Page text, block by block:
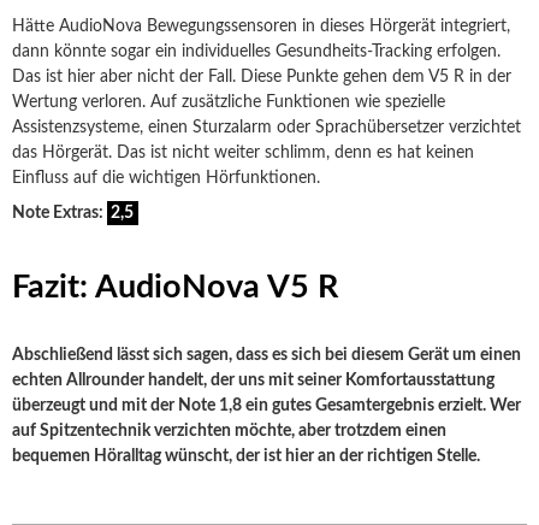
Hätte AudioNova Bewegungssensoren in dieses Hörgerät integriert,
dann könnte sogar ein individuelles Gesundheits-Tracking erfolgen.
Das ist hier aber nicht der Fall. Diese Punkte gehen dem V5 R in der
Wertung verloren. Auf zusätzliche Funktionen wie spezielle
Assistenzsysteme, einen Sturzalarm oder Sprachübersetzer verzichtet
das Hörgerät. Das ist nicht weiter schlimm, denn es hat keinen
Einfluss auf die wichtigen Hörfunktionen.
Note Extras: 2,5
Fazit: AudioNova V5 R
Abschließend lässt sich sagen, dass es sich bei diesem Gerät um einen
echten Allrounder handelt, der uns mit seiner Komfortausstattung
überzeugt und mit der Note 1,8 ein gutes Gesamtergebnis erzielt. Wer
auf Spitzentechnik verzichten möchte, aber trotzdem einen
bequemen Höralltag wünscht, der ist hier an der richtigen Stelle.